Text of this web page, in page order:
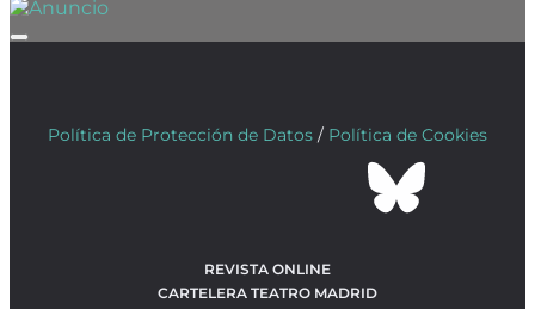
Política de Protección de Datos / Política de Cookies
REVISTA ONLINE
CARTELERA TEATRO MADRID